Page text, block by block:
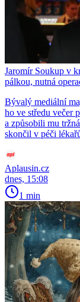
Jaromír Soukup v
pálkou, nutná
Bývalý mediální
ho ve středu večer
a způsobili mu
skončil v péči
Aplausin.cz
dnes, 15:08
1 min